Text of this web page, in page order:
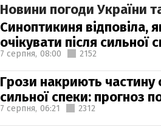
Новини погоди України
Синоптикиня відповіла,
очікувати після сильної
7 серпня, 08:00 2152
Грози накриють частину
сильної спеки: прогноз
7 серпня, 06:21 2312